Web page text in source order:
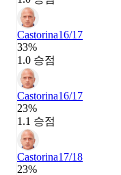
Castorina16/17
33%
1.0 승점
Castorina16/17
23%
1.1 승점
Castorina17/18
23%